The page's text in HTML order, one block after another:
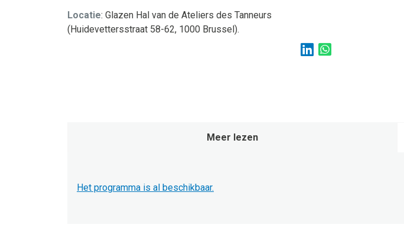
Locatie: Glazen Hal van de Ateliers des Tanneurs
(Huidevettersstraat 58-62, 1000 Brussel).
Meer lezen
Het programma is al beschikbaar.